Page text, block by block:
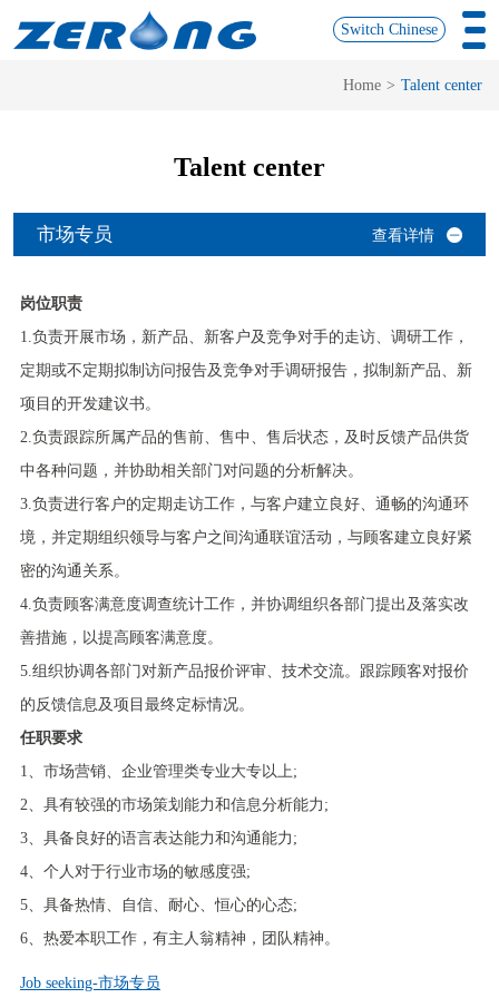
Switch Chinese
Home > Talent center
Talent center
市场专员 查看详情
岗位职责
1.负责开展市场，新产品、新客户及竞争对手的走访、调研工作，
定期或不定期拟制访问报告及竞争对手调研报告，拟制新产品、新
项目的开发建议书。
2.负责跟踪所属产品的售前、售中、售后状态，及时反馈产品供货
中各种问题，并协助相关部门对问题的分析解决。
3.负责进行客户的定期走访工作，与客户建立良好、通畅的沟通环
境，并定期组织领导与客户之间沟通联谊活动，与顾客建立良好紧
密的沟通关系。
4.负责顾客满意度调查统计工作，并协调组织各部门提出及落实改
善措施，以提高顾客满意度。
5.组织协调各部门对新产品报价评审、技术交流。跟踪顾客对报价
的反馈信息及项目最终定标情况。
任职要求
1、市场营销、企业管理类专业大专以上;
2、具有较强的市场策划能力和信息分析能力;
3、具备良好的语言表达能力和沟通能力;
4、个人对于行业市场的敏感度强;
5、具备热情、自信、耐心、恒心的心态;
6、热爱本职工作，有主人翁精神，团队精神。
Job seeking-市场专员